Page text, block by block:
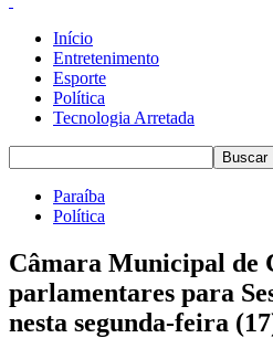
Início
Entretenimento
Esporte
Política
Tecnologia Arretada
Paraíba
Política
Câmara Municipal de
parlamentares para
nesta segunda-feira